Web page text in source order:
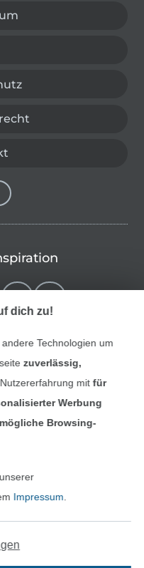
MwSt.
dich zu!
Technologien um
zuverlässig,
mitfür
Werbung
Browsing-
Impressum